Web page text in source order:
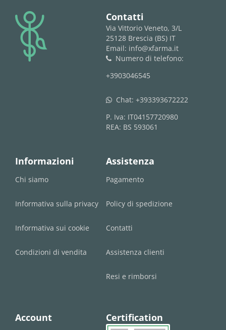
logo Contatti
Via Vittorio Veneto, 3/L
25128 Brescia (BS) IT
Email: info@xfarma.it
phone
Numero di telefono:
+3903046545
whatsapp Chat: +393393672222
P. Iva: IT04157720980
REA: BS 593061
Informazioni
Chi siamo
Informativa sulla privacy
Informativa sui cookie
Condizioni di vendita
Assistenza
Pagamento
Policy di spedizione
Contatti
Assistenza clienti
Resi e rimborsi
Account Certification